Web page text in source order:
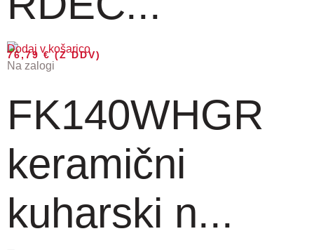
76,79€(Z DDV)
Dodaj v košarico
Na zalogi
FK140WHGR
keramični
kuharski n...